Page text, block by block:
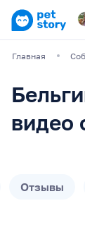
Главная
видео
Отзывы